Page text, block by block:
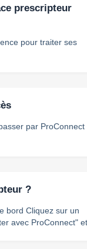
prescripteur
pour traiter ses
par ProConnect
?
sur un